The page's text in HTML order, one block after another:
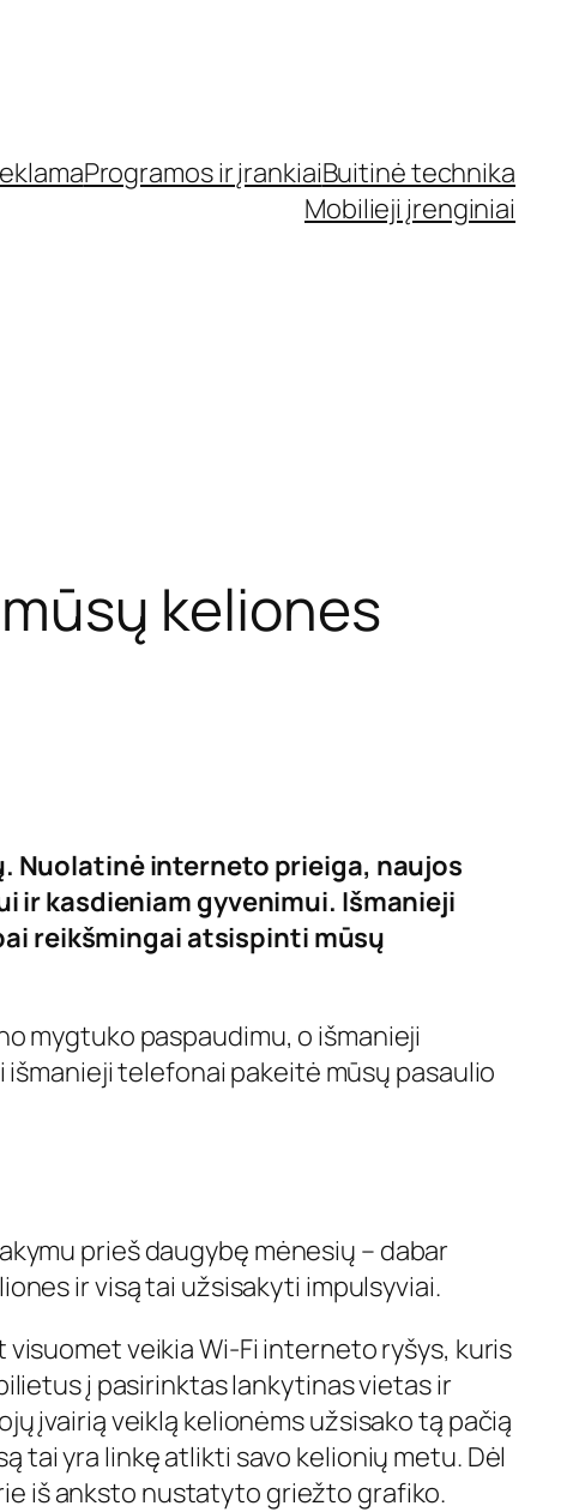
Programos ir įrankiaiBuitinė technika
Mobilieji įrenginiai
keliones
Nuolatinė interneto prieiga, naujos
ir kasdieniam gyvenimui. Išmanieji
reikšmingai atsispinti mūsų
mygtuko paspaudimu, o išmanieji
išmanieji telefonai pakeitė mūsų pasaulio
prieš daugybę mėnesių – dabar
ir visą tai užsisakyti impulsyviai.
veikia Wi-Fi interneto ryšys, kuris
į pasirinktas lankytinas vietas ir
įvairią veiklą kelionėms užsisako tą pačią
tai yra linkę atlikti savo kelionių metu. Dėl
iš anksto nustatyto griežto grafiko.